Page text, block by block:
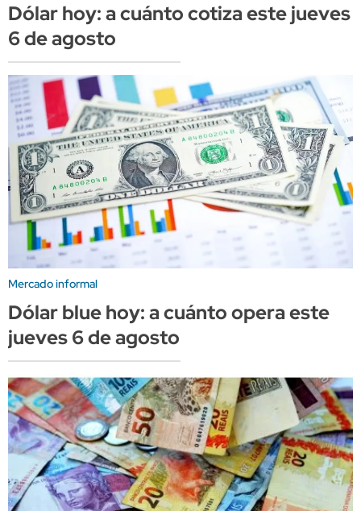
Dólar hoy: a cuánto cotiza este jueves
6 de agosto
Mercado informal
Dólar blue hoy: a cuánto opera este
jueves 6 de agosto